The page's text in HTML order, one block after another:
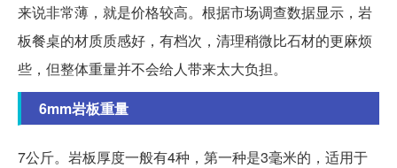
来说非常薄，就是价格较高。根据市场调查数据显示，岩
板餐桌的材质质感好，有档次，清理稍微比石材的更麻烦
些，但整体重量并不会给人带来太大负担。
6mm岩板重量
7公斤。岩板厚度一般有4种，第一种是3毫米的，适用于